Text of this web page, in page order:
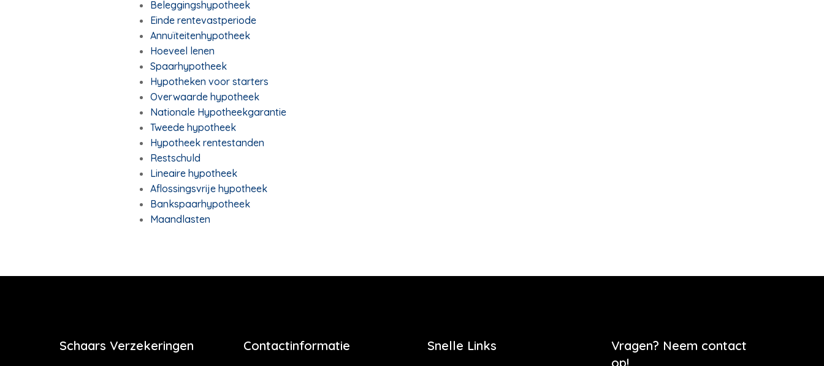
Beleggingshypotheek
Einde rentevastperiode
Annuïteitenhypotheek
Hoeveel lenen
Spaarhypotheek
Hypotheken voor starters
Overwaarde hypotheek
Nationale Hypotheekgarantie
Tweede hypotheek
Hypotheek rentestanden
Restschuld
Lineaire hypotheek
Aflossingsvrije hypotheek
Bankspaarhypotheek
Maandlasten
Schaars Verzekeringen Contactinformatie Snelle Links
Vragen? Neem contact
op!